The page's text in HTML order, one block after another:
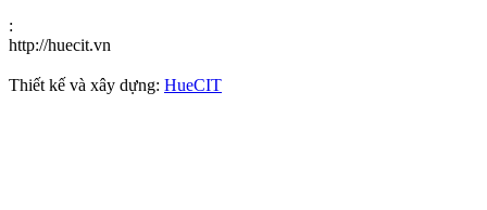
:
http://huecit.vn
Thiết kế và xây dựng: HueCIT